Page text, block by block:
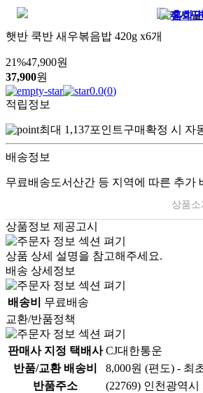
햇반 쿡반 새우볶음밥 420g x6개
21%47,900원
37,900원
0.0(0)
적립정보
최대 1,137포인트구매확정 시 자
배송정보
무료배송도서산간 등 지역에 따른 추가
상품소
상품정보 제공고시
상품 상세 설명을 참고해주세요.
배송 상세정보
배송비
무료배송
교환/반품정책
판매사 지정 택배사 CJ대한통운
반품/교환 배송비
8,000원 (편도) - 최
반품주소
(22769) 인천광역